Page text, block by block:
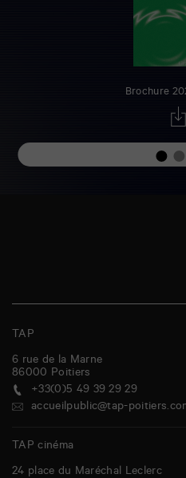
Brochure
TAP
6 rue de la Marne
86000 Poitiers
+33(0)5 49 39 29 29
accueilpublic@tap-
TAP cinéma
24 place du Maréchal Leclerc